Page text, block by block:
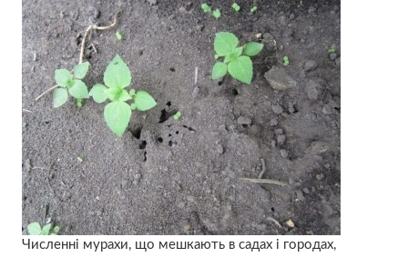
Численні мурахи, що мешкають в садах і городах,